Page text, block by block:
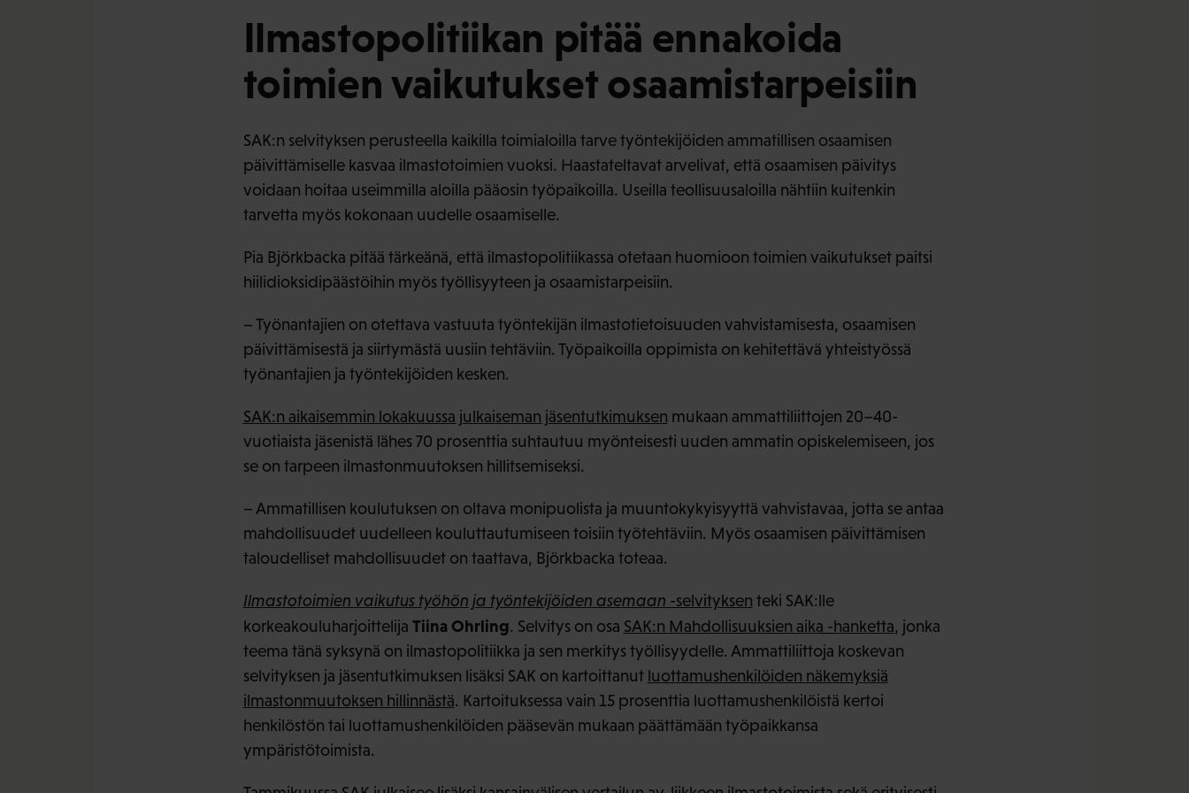
Ilmastopolitiikan pitää ennakoida
toimien vaikutukset osaamistarpeisiin
SAK:n selvityksen perusteella kaikilla toimialoilla tarve työntekijöiden ammatillisen osaamisen
päivittämiselle kasvaa ilmastotoimien vuoksi. Haastateltavat arvelivat, että osaamisen päivitys
voidaan hoitaa useimmilla aloilla pääosin työpaikoilla. Useilla teollisuusaloilla nähtiin kuitenkin
tarvetta myös kokonaan uudelle osaamiselle.
Pia Björkbacka pitää tärkeänä, että ilmastopolitiikassa otetaan huomioon toimien vaikutukset paitsi
hiilidioksidipäästöihin myös työllisyyteen ja osaamistarpeisiin.
– Työnantajien on otettava vastuuta työntekijän ilmastotietoisuuden vahvistamisesta, osaamisen
päivittämisestä ja siirtymästä uusiin tehtäviin. Työpaikoilla oppimista on kehitettävä yhteistyössä
työnantajien ja työntekijöiden kesken.
SAK:n aikaisemmin lokakuussa julkaiseman jäsentutkimuksen mukaan ammattiliittojen 20–40-
vuotiaista jäsenistä lähes 70 prosenttia suhtautuu myönteisesti uuden ammatin opiskelemiseen, jos
se on tarpeen ilmastonmuutoksen hillitsemiseksi.
– Ammatillisen koulutuksen on oltava monipuolista ja muuntokykyisyyttä vahvistavaa, jotta se antaa
mahdollisuudet uudelleen kouluttautumiseen toisiin työtehtäviin. Myös osaamisen päivittämisen
taloudelliset mahdollisuudet on taattava, Björkbacka toteaa.
Ilmastotoimien vaikutus työhön ja työntekijöiden asemaan -selvityksen teki SAK:lle
korkeakouluharjoittelija Tiina Ohrling. Selvitys on osa SAK:n Mahdollisuuksien aika -hanketta, jonka
teema tänä syksynä on ilmastopolitiikka ja sen merkitys työllisyydelle. Ammattiliittoja koskevan
selvityksen ja jäsentutkimuksen lisäksi SAK on kartoittanut luottamushenkilöiden näkemyksiä
ilmastonmuutoksen hillinnästä. Kartoituksessa vain 15 prosenttia luottamushenkilöistä kertoi
henkilöstön tai luottamushenkilöiden pääsevän mukaan päättämään työpaikkansa
ympäristötoimista.